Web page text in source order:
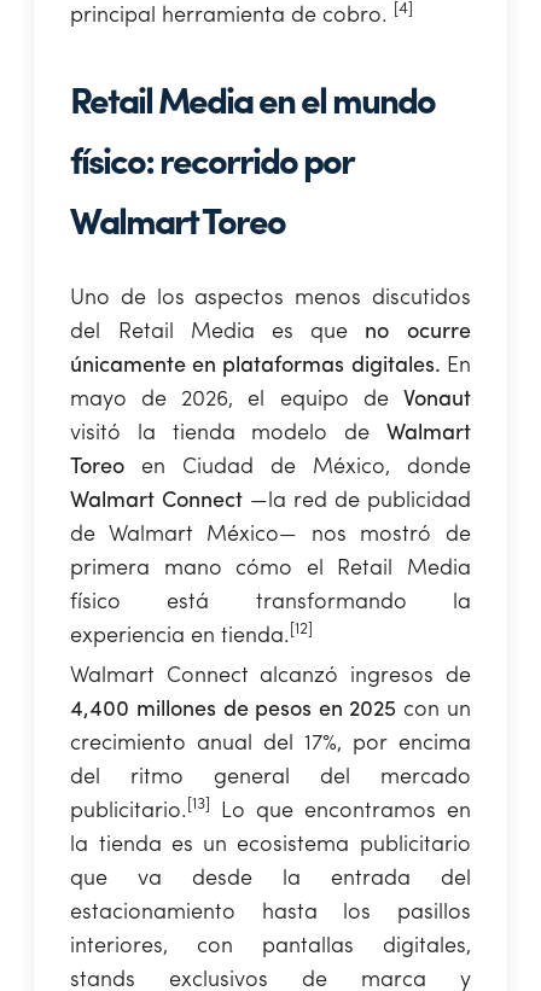
principal herramienta de cobro.
[4]
Retail Media en el mundo
físico: recorrido por
Walmart Toreo
Uno de los aspectos menos discutidos
del Retail Media es que no ocurre
únicamente en plataformas digitales. En
mayo de 2026, el equipo de Vonaut
visitó la tienda modelo de Walmart
Toreo en Ciudad de México, donde
Walmart Connect —la red de publicidad
de Walmart México— nos mostró de
primera mano cómo el Retail Media
físico está transformando la
experiencia en tienda. [12]
Walmart Connect alcanzó ingresos de
4,400 millones de pesos en 2025 con un
crecimiento anual del 17%, por encima
del ritmo general del mercado
publicitario. [13]
Lo que encontramos en
la tienda es un ecosistema publicitario
que va desde la entrada del
estacionamiento hasta los pasillos
interiores, con pantallas digitales,
stands exclusivos de marca y